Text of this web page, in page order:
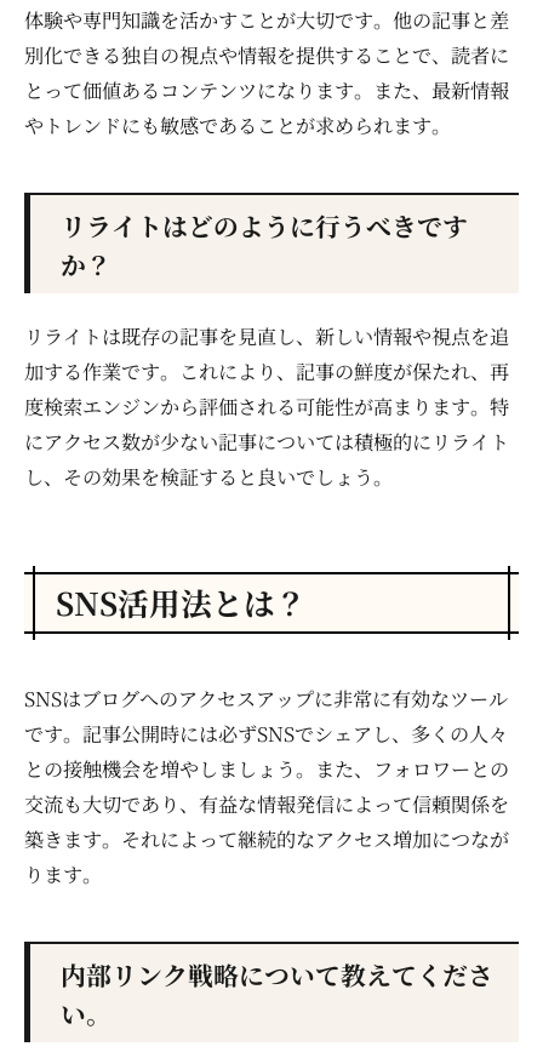
体験や専門知識を活かすことが大切です。他の記事と差
別化できる独自の視点や情報を提供することで、読者に
とって価値あるコンテンツになります。また、最新情報
やトレンドにも敏感であることが求められます。
リライトはどのように行うべきです
か？
リライトは既存の記事を見直し、新しい情報や視点を追
加する作業です。これにより、記事の鮮度が保たれ、再
度検索エンジンから評価される可能性が高まります。特
にアクセス数が少ない記事については積極的にリライト
し、その効果を検証すると良いでしょう。
SNS活用法とは？
SNSはブログへのアクセスアップに非常に有効なツール
です。記事公開時には必ずSNSでシェアし、多くの人々
との接触機会を増やしましょう。また、フォロワーとの
交流も大切であり、有益な情報発信によって信頼関係を
築きます。それによって継続的なアクセス増加につなが
ります。
内部リンク戦略について教えてくださ
い。